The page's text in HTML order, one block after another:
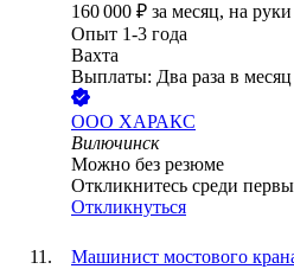
160 000 ₽ за месяц, на руки
Опыт 1-3 года
Вахта
Выплаты: Два раза в месяц
ООО ХАРАКС
Вилючинск
Можно без резюме
Откликнитесь среди
Откликнуться
Машинист мостового